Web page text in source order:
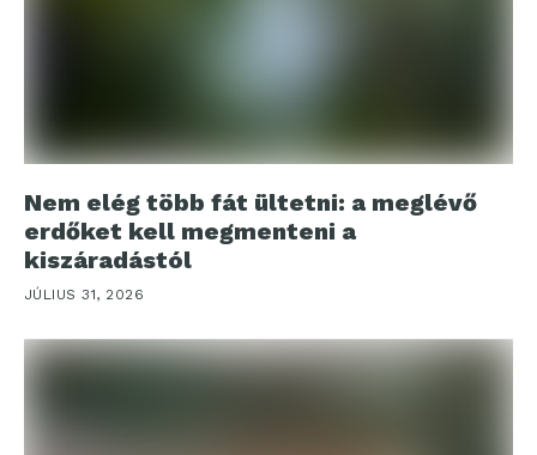
Nem elég több fát ültetni: a meglévő
erdőket kell megmenteni a
kiszáradástól
JÚLIUS 31, 2026